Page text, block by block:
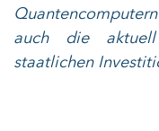
auch die
staatlichen